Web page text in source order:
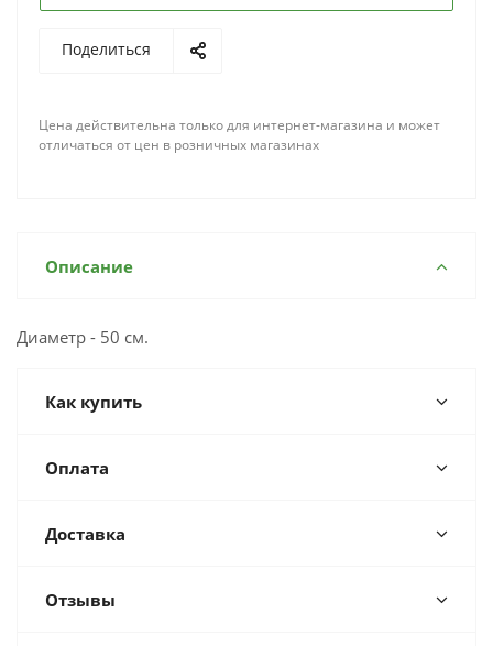
Поделиться
Цена действительна только для интернет-магазина и может
отличаться от цен в розничных магазинах
Описание
Диаметр - 50 см.
Как купить
Оплата
Доставка
Отзывы